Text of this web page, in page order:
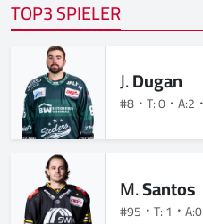
TOP3 SPIELER
J.Dugan
#8 T: 0 A:2
M.Santos
#95 T: 1 A:0